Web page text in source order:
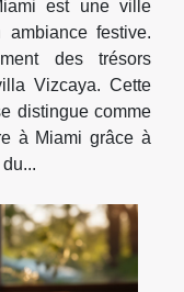
est une ville
festive.
des trésors
Vizcaya. Cette
distingue comme
à Miami grâce à